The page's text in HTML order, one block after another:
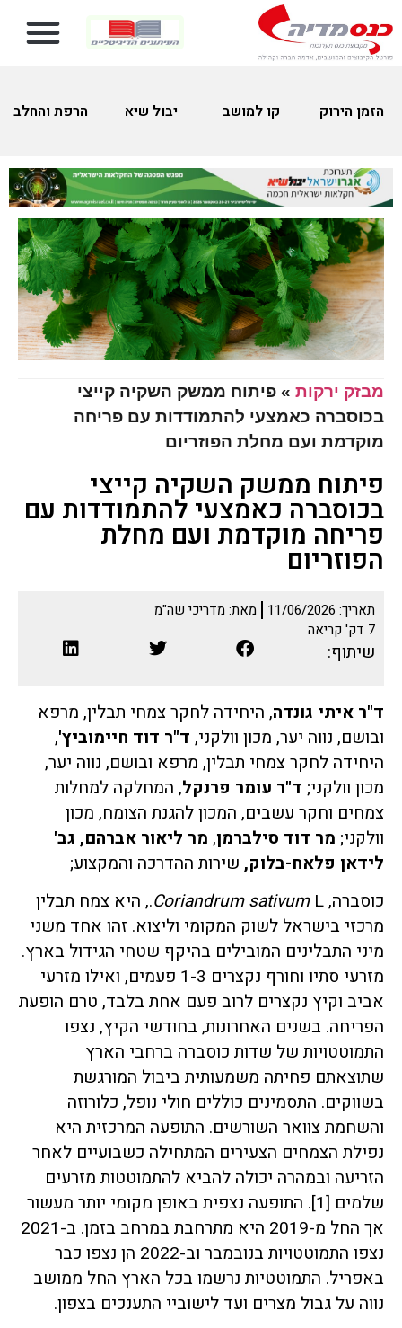
הזמן הירוק קו למושב יבול שיא הרפת והחלב
מבזק ירקות » פיתוח ממשק השקיה קייצי
בכוסברה כאמצעי להתמודדות עם פריחה
מוקדמת ועם מחלת הפוזריום
פיתוח ממשק השקיה קייצי
בכוסברה כאמצעי להתמודדות עם
פריחה מוקדמת ועם מחלת
הפוזריום
תאריך: 11/06/2026 מאת: מדריכי שה"מ
7 דק' קריאה
שיתוף:
ד"ר איתי גונדה, היחידה לחקר צמחי תבלין, מרפא
ובושם, נווה יער, מכון וולקני, ד"ר דוד חיימוביץ',
היחידה לחקר צמחי תבלין, מרפא ובושם, נווה יער,
מכון וולקני; ד"ר עומר פרנקל, המחלקה למחלות
צמחים וחקר עשבים, המכון להגנת הצומח, מכון
וולקני; מר דוד סילברמן, מר ליאור אברהם, גב'
לידאן פלאח-בלוק, שירות ההדרכה והמקצוע;
כוסברה,
Coriandrum sativumL., היא צמח תבלין
מרכזי בישראל לשוק המקומי וליצוא. זהו אחד משני
מיני התבלינים המובילים בהיקף שטחי הגידול בארץ.
מזרעי סתיו וחורף נקצרים 1-3 פעמים, ואילו מזרעי
אביב וקיץ נקצרים לרוב פעם אחת בלבד, טרם הופעת
הפריחה. בשנים האחרונות, בחודשי הקיץ, נצפו
התמוטטויות של שדות כוסברה ברחבי הארץ
שתוצאתם פחיתה משמעותית ביבול המורגשת
בשווקים. התסמינים כוללים חולי נופל, כלורוזה
והשחמת צוואר השורשים. התופעה המרכזית היא
נפילת הצמחים הצעירים המתחילה כשבועיים לאחר
הזריעה ובמהרה יכולה להביא להתמוטטות מזרעים
שלמים [1]. התופעה נצפית באופן מקומי יותר מעשור
אך החל מ-2019 היא מתרחבת במרחב בזמן. ב-2021
נצפו התמוטטויות בנובמבר וב-2022 הן נצפו כבר
באפריל. התמוטטיות נרשמו בכל הארץ החל ממושב
נווה על גבול מצרים ועד לישוביי התענכים בצפון.